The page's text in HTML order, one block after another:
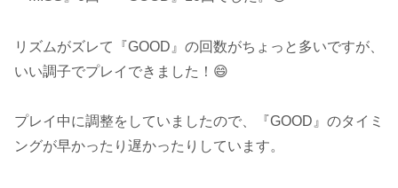
リズムがズレて『GOOD』の回数がちょっと多いですが、
いい調子でプレイできました！😄
プレイ中に調整をしていましたので、『GOOD』のタイミ
ングが早かったり遅かったりしています。